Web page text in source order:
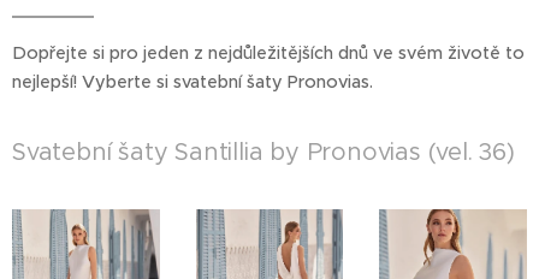
Dopřejte si pro jeden z nejdůležitějších dnů ve svém životě to
nejlepší! Vyberte si svatební šaty Pronovias.
Svatební šaty Santillia by Pronovias (vel. 36)